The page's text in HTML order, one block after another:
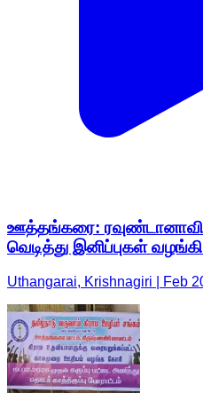
ஊத்தங்கரை: ரவுண்டானாவில்
வெடித்து இனிப்புகள்
Uthangarai, Krishnagiri | Feb